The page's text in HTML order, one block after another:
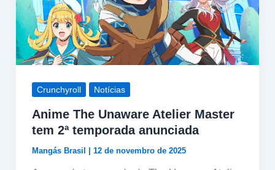
Crunchyroll Notícias
Anime The Unaware Atelier Master
tem 2ª temporada anunciada
Mangás Brasil 12 de novembro de 2025